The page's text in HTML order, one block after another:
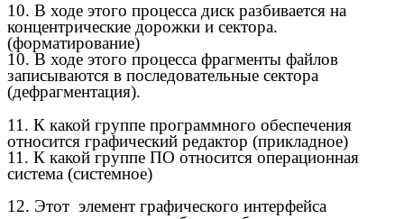
10. В ходе этого процесса диск разбивается на
концентрические дорожки и сектора.
(форматирование)
10. В ходе этого процесса фрагменты файлов
записываются в последовательные сектора
(дефрагментация).
11. К какой группе программного обеспечения
относится графический редактор (прикладное)
11. К какой группе ПО относится операционная
система (системное)
12. Этот элемент графического интерфейса